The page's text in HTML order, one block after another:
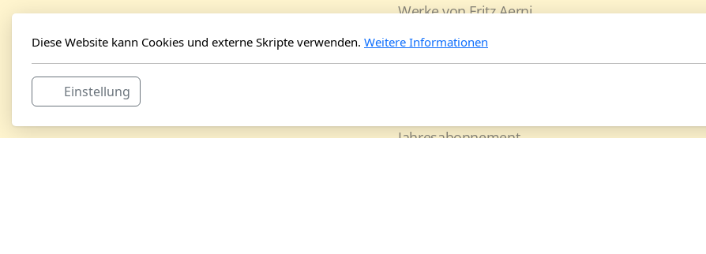
Werke von Fritz Aerni
Werke von Carl Huter
Weitere Werke
Jahresabonnement
Diese Website kann Cookies und externe Skripte verwenden. Weitere Informationen
Einstellung